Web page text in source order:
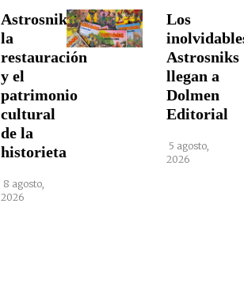
Astrosniks,
la
restauración
y el
patrimonio
cultural
de la
historieta
8 agosto,
2026
Los
Astrosniks
llegan a
Dolmen
Editorial
5 agosto,
2026